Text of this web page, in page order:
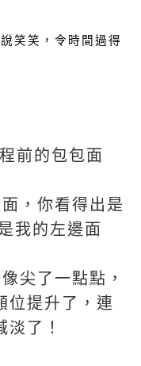
笑笑，令時間過得
前的包包面
，你看得出是
我的左邊面
尖了一點點，
位提升了 ，連
淡了！